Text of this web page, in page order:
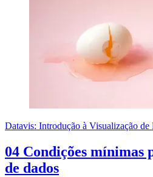
Datavis: Introdução à Visualização de
04 Condições mínimas
de dados